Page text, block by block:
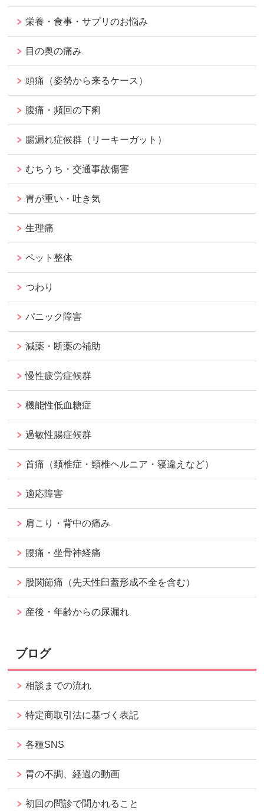
栄養・食事・サプリのお悩み
目の奥の痛み
頭痛（姿勢から来るケース）
腹痛・頻回の下痢
腸漏れ症候群（リーキーガット）
むちうち・交通事故傷害
胃が重い・吐き気
生理痛
ペット整体
つわり
パニック障害
減薬・断薬の補助
慢性疲労症候群
機能性低血糖症
過敏性腸症候群
首痛（頚椎症・頸椎ヘルニア・寝違えなど）
適応障害
肩こり・背中の痛み
腰痛・坐骨神経痛
股関節痛（先天性臼蓋形成不全を含む）
産後・年齢からの尿漏れ
ブログ
相談までの流れ
特定商取引法に基づく表記
各種SNS
胃の不調、経過の動画
初回の問診で聞かれること